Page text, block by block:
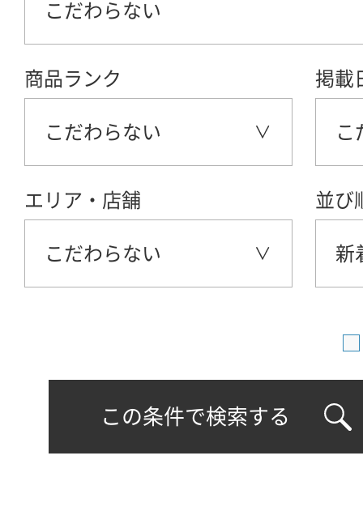
こだわらない
商品ランク
こだわらない
掲載
こ
エリア・店舗
こだわらない
並び
新
この条件で検索する